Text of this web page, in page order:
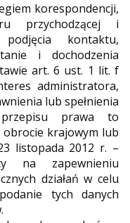
korespondencji,
przychodzącej i
podjęcia kontaktu,
i dochodzenia
art. 6 ust. 1 lit. f
administratora,
lub spełnienia
prawa to
obrocie krajowym lub
listopada 2012 r. –
na zapewnieniu
działań w celu
tych danych